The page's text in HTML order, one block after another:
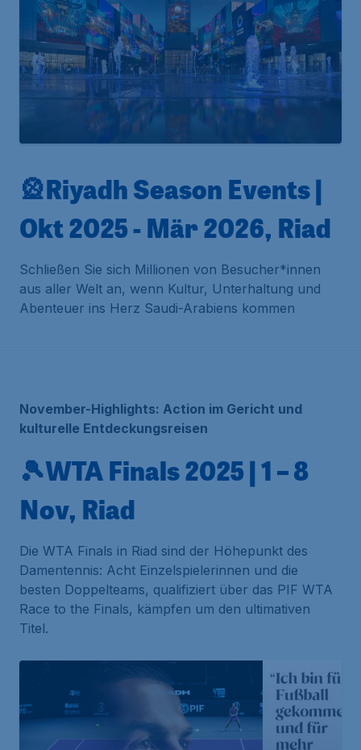
🎡Riyadh Season Events |
Okt 2025 - Mär 2026, Riad
Schließen Sie sich Millionen von Besucher*innen
aus aller Welt an, wenn Kultur, Unterhaltung und
Abenteuer ins Herz Saudi-Arabiens kommen
November-Highlights: Action im Gericht und
kulturelle Entdeckungsreisen
🎾WTA Finals 2025 | 1 – 8
Nov, Riad
Die WTA Finals in Riad sind der Höhepunkt des
Damentennis: Acht Einzelspielerinnen und die
besten Doppelteams, qualifiziert über das PIF WTA
Race to the Finals, kämpfen um den ultimativen
Titel.